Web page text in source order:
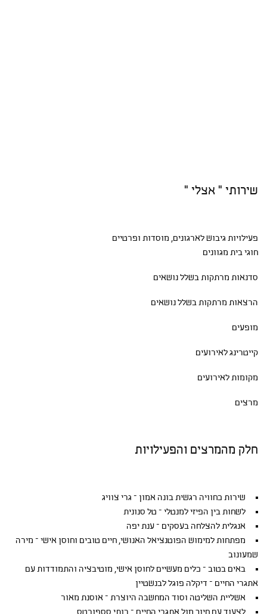
שירותי " אצלי "
פעילויות גיבושלארגונים, מוסדות ופרטיים
חוגי בית מגוונים
סדנאות מרתקות בשלל נושאים
הרצאות מרתקות בשלל נושאים
מופעים
קייטרינג לאירועים
מקומות לאירועים
מרצים
חלק מהמרצים והפעילויות
שירות כחוויה רגשית בונה אמון – גרי צוויג
לשחות בין הפיזי למנטלי – טל סנונית
אנגלית להצלחה בעסקים – ענת יפה
מפתחות למימוש הפוטנציאל האנושי, חיים טובים וחוסן אישי – מירה
שמעונוב
באים בטוב – כלים מעשיים לחוסן אישי, מוטיבציה והתמודדות עם
אתגרי החיים – דיקלה פוגל לבנשטיין
אשליית השליטה וסוד המחשבה היוצרת – אוסנת מאור